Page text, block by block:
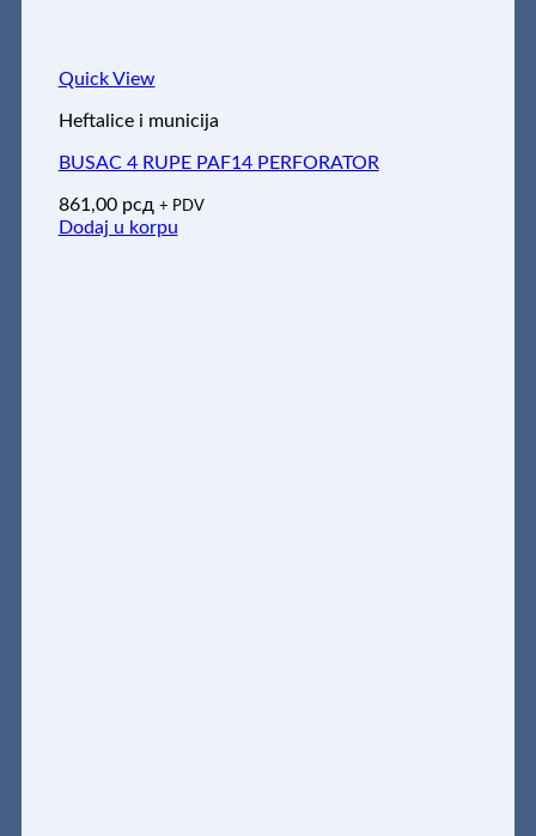
Quick View
Heftalice i municija
BUSAC 4 RUPE PAF14 PERFORATOR
861,00 рсд + PDV
Dodaj u korpu